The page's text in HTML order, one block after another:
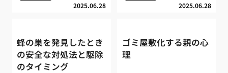
2025.06.28 2025.06.28
蜂の巣を発見したとき
の安全な対処法と駆除
のタイミング
ゴミ屋敷化する親の心
理